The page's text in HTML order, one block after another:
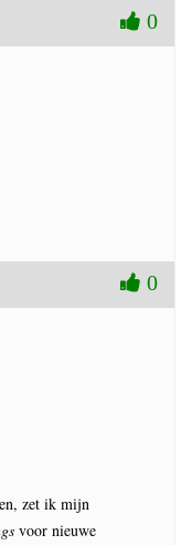
0
0
zet ik mijn
voor nieuwe